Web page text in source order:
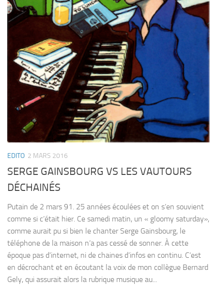
EDITO 2 MARS 2016
SERGE GAINSBOURG VS LES VAUTOURS
DÉCHAINÉS
Putain de 2 mars 91. 25 années écoulées et on s’en souvient
comme si c’était hier. Ce samedi matin, un « gloomy saturday»,
comme aurait pu si bien le chanter Serge Gainsbourg, le
téléphone de la maison n’a pas cessé de sonner. À cette
époque pas d’internet, ni de chaines d’infos en continu. C’est
en décrochant et en écoutant la voix de mon collègue Bernard
Gely, qui assurait alors la rubrique musique au...